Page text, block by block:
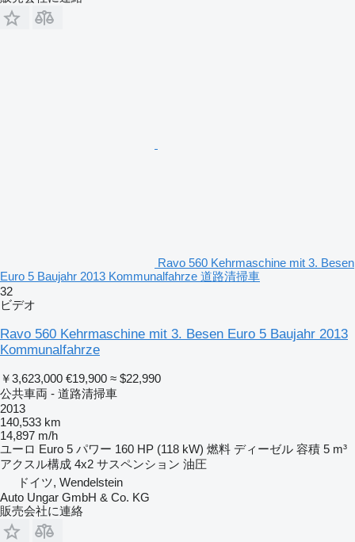
Ravo 560 Kehrmaschine mit 3. Besen
Euro 5 Baujahr 2013 Kommunalfahrze 道路清掃車
32
ビデオ
Ravo 560 Kehrmaschine mit 3. Besen Euro 5 Baujahr 2013
Kommunalfahrze
￥3,623,000 €19,900 ≈ $22,990
公共車両 - 道路清掃車
2013
140,533 km
14,897 m/h
ユーロ Euro 5 パワー 160 HP (118 kW) 燃料 ディーゼル 容積 5 m³
アクスル構成 4x2 サスペンション 油圧
ドイツ, Wendelstein
Auto Ungar GmbH & Co. KG
販売会社に連絡